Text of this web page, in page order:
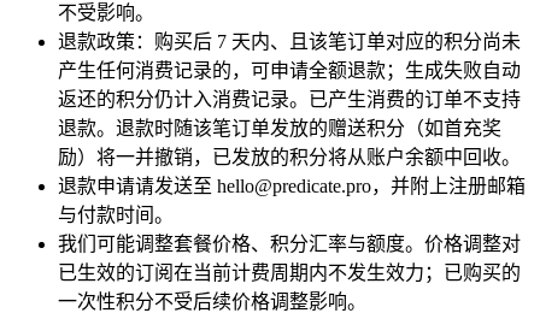
不受影响。
退款政策：购买后 7 天内、且该笔订单对应的积分尚未
产生任何消费记录的，可申请全额退款；生成失败自动
返还的积分仍计入消费记录。已产生消费的订单不支持
退款。退款时随该笔订单发放的赠送积分（如首充奖
励）将一并撤销，已发放的积分将从账户余额中回收。
退款申请请发送至 hello@predicate.pro，并附上注册邮箱
与付款时间。
我们可能调整套餐价格、积分汇率与额度。价格调整对
已生效的订阅在当前计费周期内不发生效力；已购买的
一次性积分不受后续价格调整影响。